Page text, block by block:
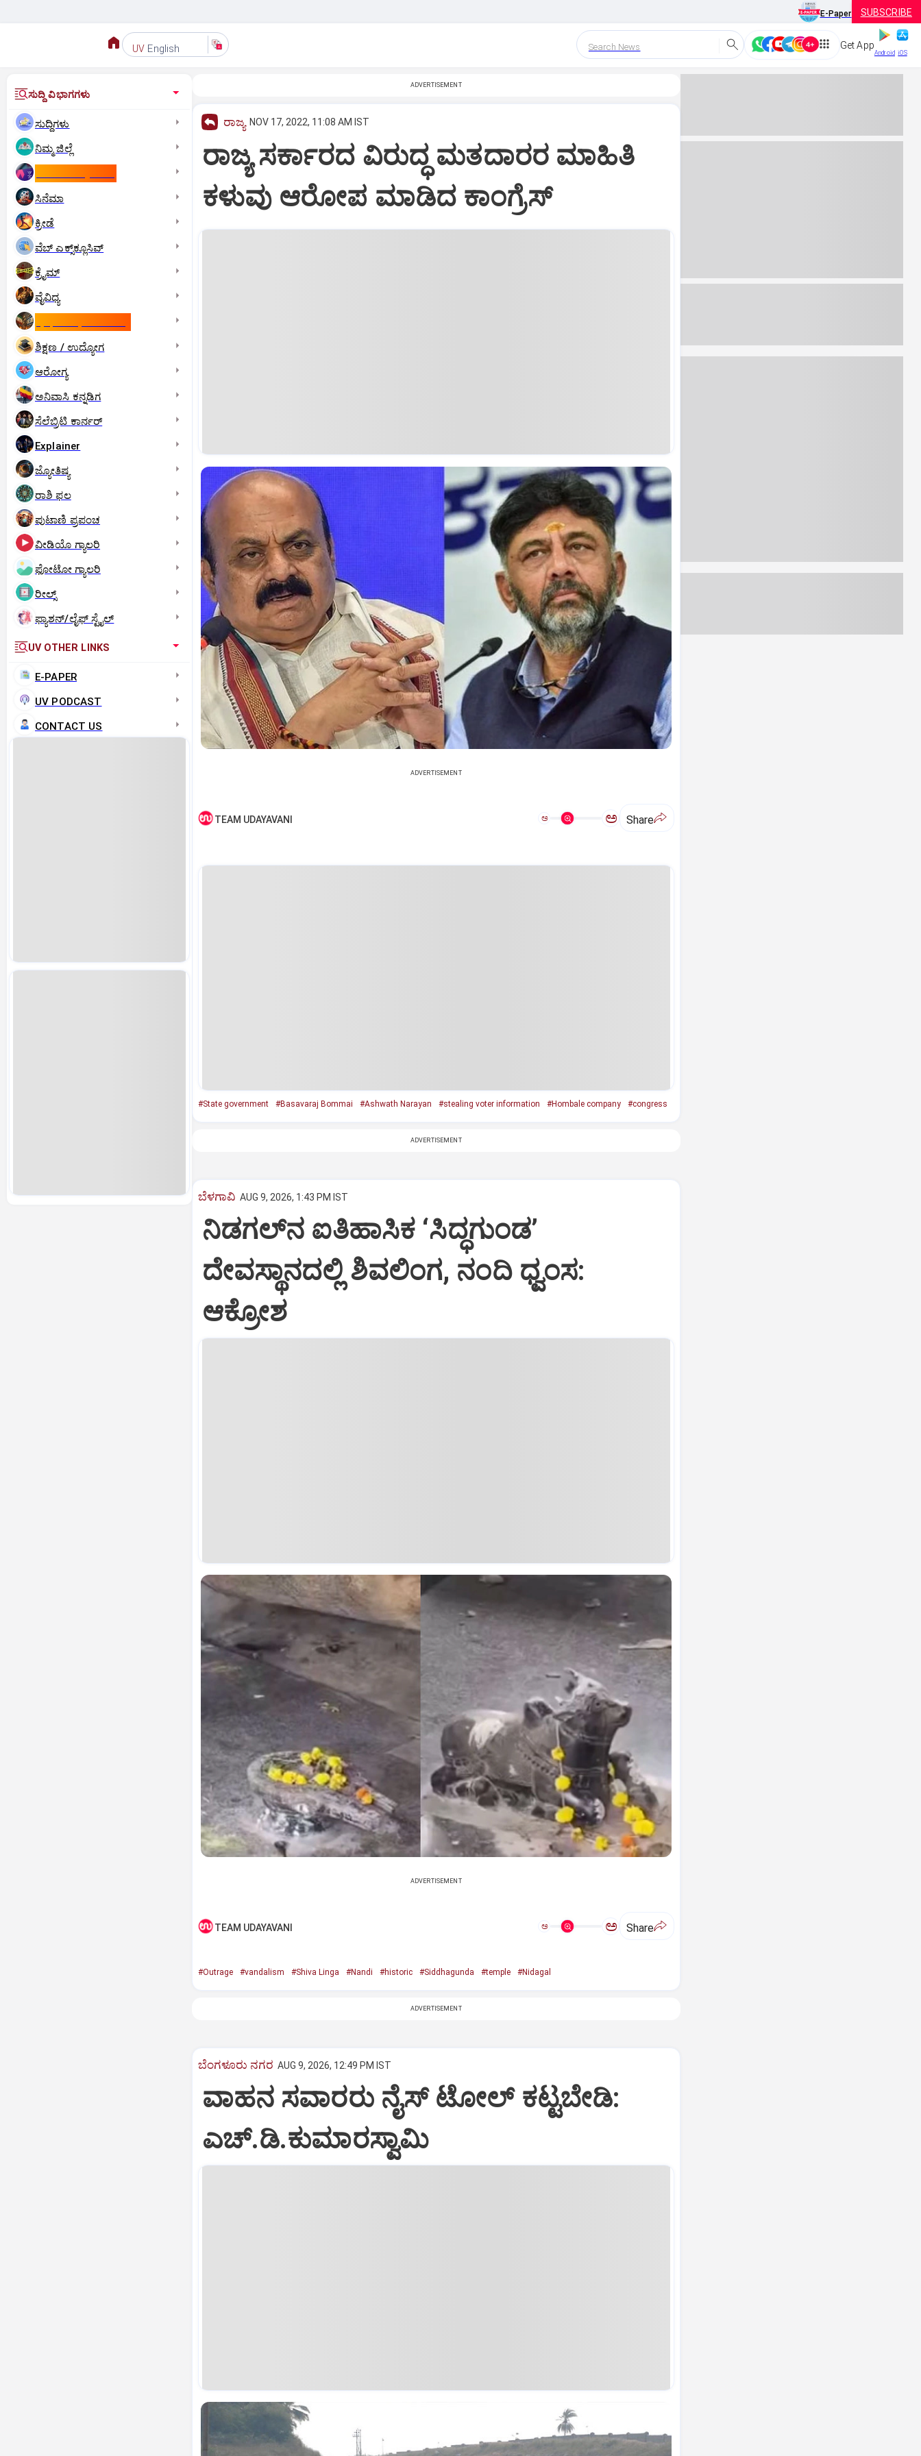
E-Paper SUBSCRIBE
UV English Search News Get App
Android iOS
ಸುದ್ದಿ ವಿಭಾಗಗಳು
ಸುದ್ದಿಗಳು
ನಿಮ್ಮ ಜಿಲ್ಲೆ
ಸಿನೆಮಾ
ಕ್ರೀಡೆ
ವೆಬ್ ಎಕ್ಸ್‌ಕ್ಲೂಸಿವ್
ಕ್ರೈಮ್
ವೈವಿಧ್ಯ
ಶಿಕ್ಷಣ / ಉದ್ಯೋಗ
ಆರೋಗ್ಯ
ಅನಿವಾಸಿ ಕನ್ನಡಿಗ
ಸೆಲೆಬ್ರಿಟಿ ಕಾರ್ನರ್‌
Explainer
ಜ್ಯೋತಿಷ್ಯ
ರಾಶಿ ಫಲ
ಪುಟಾಣಿ ಪ್ರಪಂಚ
ವೀಡಿಯೊ ಗ್ಯಾಲರಿ
ಫೋಟೋ ಗ್ಯಾಲರಿ
ರೀಲ್ಸ್
ಫ್ಯಾಶನ್/ಲೈಫ್‌ ಸ್ಟೈಲ್
UV OTHER LINKS
E-PAPER
UV PODCAST
CONTACT US
ADVERTISEMENT
ರಾಜ್ಯ NOV 17, 2022, 11:08 AM IST
ರಾಜ್ಯ ಸರ್ಕಾರದ ವಿರುದ್ಧ ಮತದಾರರ ಮಾಹಿತಿ
ಕಳುವು ಆರೋಪ‌ ಮಾಡಿದ ಕಾಂಗ್ರೆಸ್
ADVERTISEMENT
TEAM UDAYAVANI ಅ ಅ Share
#State government #Basavaraj Bommai #Ashwath Narayan #stealing voter information #Hombale company #congress
ADVERTISEMENT
ಬೆಳಗಾವಿ AUG 9, 2026, 1:43 PM IST
ನಿಡಗಲ್‌ನ ಐತಿಹಾಸಿಕ ‘ಸಿದ್ಧಗುಂಡ’
ದೇವಸ್ಥಾನದಲ್ಲಿ ಶಿವಲಿಂಗ, ನಂದಿ ಧ್ವಂಸ:
ಆಕ್ರೋಶ
ADVERTISEMENT
TEAM UDAYAVANI ಅ ಅ Share
#Outrage #vandalism #Shiva Linga #Nandi #historic #Siddhagunda #temple #Nidagal
ADVERTISEMENT
ಬೆಂಗಳೂರು ನಗರ AUG 9, 2026, 12:49 PM IST
ವಾಹನ ಸವಾರರು ನೈಸ್‌ ಟೋಲ್‌ ಕಟ್ಟಬೇಡಿ:
ಎಚ್‌.ಡಿ.ಕುಮಾರಸ್ವಾಮಿ